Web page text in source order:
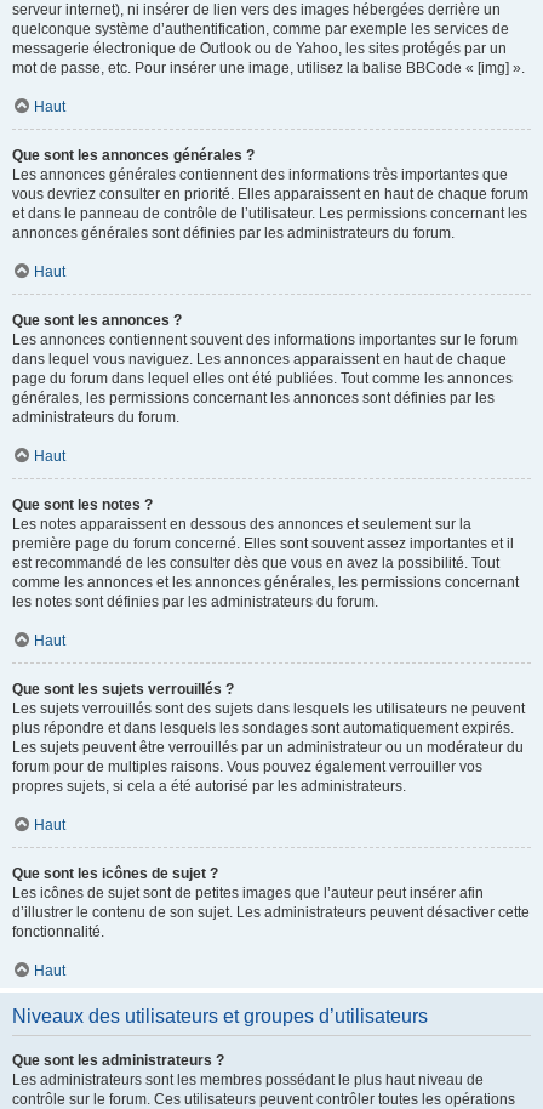
serveur internet), ni insérer de lien vers des images hébergées derrière un
quelconque système d’authentification, comme par exemple les services de
messagerie électronique de Outlook ou de Yahoo, les sites protégés par un
mot de passe, etc. Pour insérer une image, utilisez la balise BBCode « [img] ».
Haut
Que sont les annonces générales ?
Les annonces générales contiennent des informations très importantes que
vous devriez consulter en priorité. Elles apparaissent en haut de chaque forum
et dans le panneau de contrôle de l’utilisateur. Les permissions concernant les
annonces générales sont définies par les administrateurs du forum.
Haut
Que sont les annonces ?
Les annonces contiennent souvent des informations importantes sur le forum
dans lequel vous naviguez. Les annonces apparaissent en haut de chaque
page du forum dans lequel elles ont été publiées. Tout comme les annonces
générales, les permissions concernant les annonces sont définies par les
administrateurs du forum.
Haut
Que sont les notes ?
Les notes apparaissent en dessous des annonces et seulement sur la
première page du forum concerné. Elles sont souvent assez importantes et il
est recommandé de les consulter dès que vous en avez la possibilité. Tout
comme les annonces et les annonces générales, les permissions concernant
les notes sont définies par les administrateurs du forum.
Haut
Que sont les sujets verrouillés ?
Les sujets verrouillés sont des sujets dans lesquels les utilisateurs ne peuvent
plus répondre et dans lesquels les sondages sont automatiquement expirés.
Les sujets peuvent être verrouillés par un administrateur ou un modérateur du
forum pour de multiples raisons. Vous pouvez également verrouiller vos
propres sujets, si cela a été autorisé par les administrateurs.
Haut
Que sont les icônes de sujet ?
Les icônes de sujet sont de petites images que l’auteur peut insérer afin
d’illustrer le contenu de son sujet. Les administrateurs peuvent désactiver cette
fonctionnalité.
Haut
Niveaux des utilisateurs et groupes d’utilisateurs
Que sont les administrateurs ?
Les administrateurs sont les membres possédant le plus haut niveau de
contrôle sur le forum. Ces utilisateurs peuvent contrôler toutes les opérations